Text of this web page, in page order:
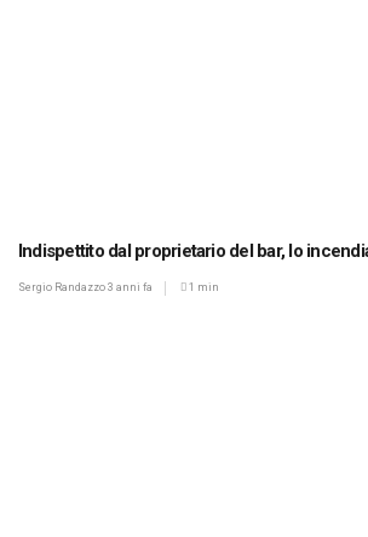
Indispettito dal proprietario del bar, lo
Sergio Randazzo 3 anni fa 1 min